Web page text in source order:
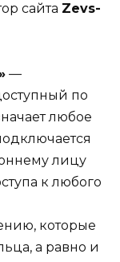
сайта Zevs-
—
по
любое
лицу
к любого
которые
а равно и